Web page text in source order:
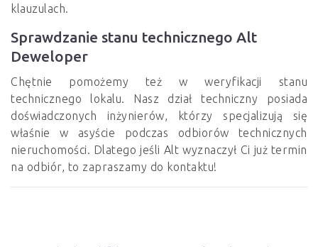
klauzulach.
Sprawdzanie stanu technicznego Alt
Deweloper
Chętnie pomożemy też w weryfikacji stanu
technicznego lokalu. Nasz dział techniczny posiada
doświadczonych inżynierów, którzy specjalizują się
właśnie w asyście podczas odbiorów technicznych
nieruchomości. Dlatego jeśli Alt wyznaczył Ci już termin
na odbiór, to zapraszamy do kontaktu!